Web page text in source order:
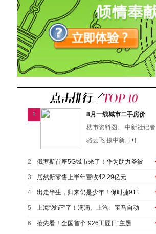
1
8月一线城市二手房价
楼市资料图。 中新社记者
骆云飞 摄中新...[+]
2 俄罗斯首座5G城市来了！华为助力圣彼
3 居然新零售上半年营收42.29亿元
4 出走半生，归来仍是少年！保时捷911
5 上海“发证”了！滴滴、上汽、宝马自动
6 抢先看！全国首个“926工匠日”主题